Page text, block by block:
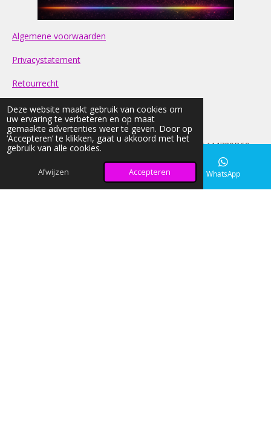
Deze website maakt gebruik van cookies om
uw ervaring te verbeteren en op maat
gemaakte advertenties weer te geven. Door op
‘Accepteren’ te klikken, gaat u akkoord met het
gebruik van alle cookies.
Afwijzen Accepteren
Algemene voorwaarden
Privacystatement
Retourrecht
Contact
FAQ
© 2026 light-nd-glow KVK: 42033026 BTW:NL005444729B69
Alle prijzen op onze website zijn Inclusief BTW
E-mailadres Instagram WhatsApp